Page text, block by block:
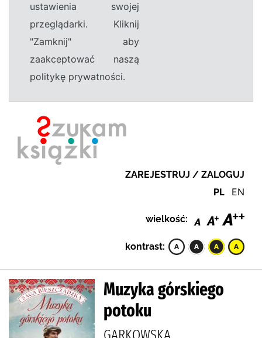
ustawienia swojej
przeglądarki. Kliknij
"Zamknij" aby
zaakceptować naszą
politykę prywatności.
ZAREJESTRUJ / ZALOGUJ
PL EN
wielkość:
kontrast:
Muzyka górskiego
potoku